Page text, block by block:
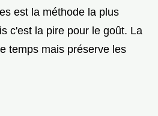
est la méthode la plus
c'est la pire pour le goût. La
temps mais préserve les